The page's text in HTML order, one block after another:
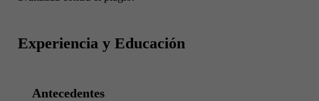
Experiencia y Educación
Antecedentes